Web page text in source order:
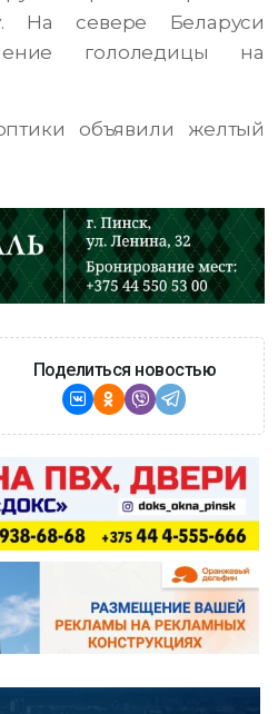
На севере Беларуси
гололедицы на
объявили желтый
Поделиться новостью